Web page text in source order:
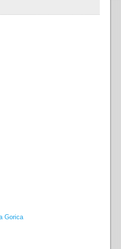
Gorica